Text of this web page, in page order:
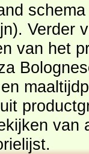
Verder
informatie beschikbaar
van
calorielijst.